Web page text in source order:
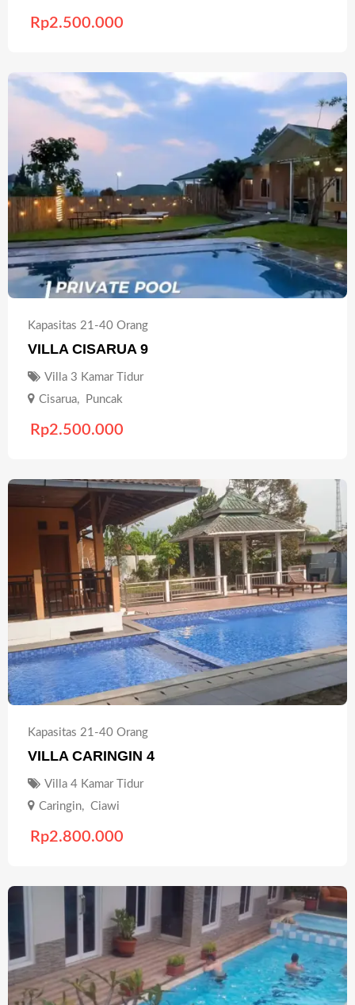
Rp2.500.000
Kapasitas 21-40 Orang
VILLA CISARUA 9
Villa 3 Kamar Tidur
Cisarua, Puncak
Rp2.500.000
Kapasitas 21-40 Orang
VILLA CARINGIN 4
Villa 4 Kamar Tidur
Caringin, Ciawi
Rp2.800.000